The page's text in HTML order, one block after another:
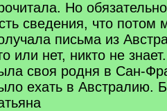
Но
сведения, что потом
письма из
или нет, никто не
своя родня в Сан-
ехать в Австралию.